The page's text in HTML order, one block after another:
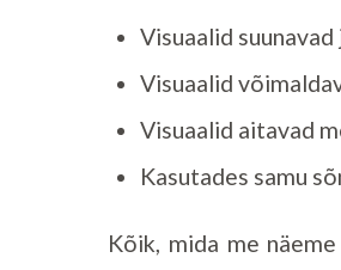
Visuaalid
Visuaalid
Visuaalid aitavad
Kasutades samu
Kõik, mida me